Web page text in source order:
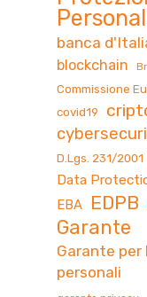
banca
blockchain
Commissione
covid19
D.Lgs. 231/2001
Data
EBA EDPB
Garante
Garante
personali